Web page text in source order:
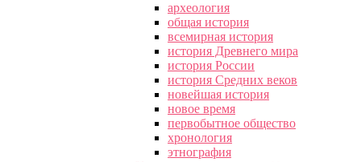
археология
общая история
всемирная история
история Древнего мира
история России
история Средних веков
новейшая история
новое время
первобытное общество
хронология
этнография